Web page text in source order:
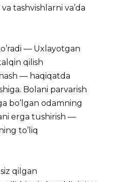
tashvishlarni va’da
— Uxlayotgan
qilish
— haqiqatda
Bolani parvarish
bo’lgan odamning
erga tushirish —
to’liq
qilgan